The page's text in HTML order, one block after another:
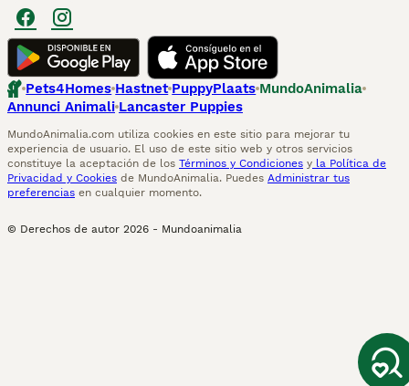
Pets4Homes Hastnet PuppyPlaats MundoAnimalia
Annunci Animali Lancaster Puppies
MundoAnimalia.com utiliza cookies en este sitio para mejorar tu
experiencia de usuario. El uso de este sitio web y otros servicios
constituye la aceptación de los Términos y Condiciones y la Política de
Privacidad y Cookies de MundoAnimalia. Puedes Administrar tus
preferencias en cualquier momento.
© Derechos de autor 2026 - Mundoanimalia